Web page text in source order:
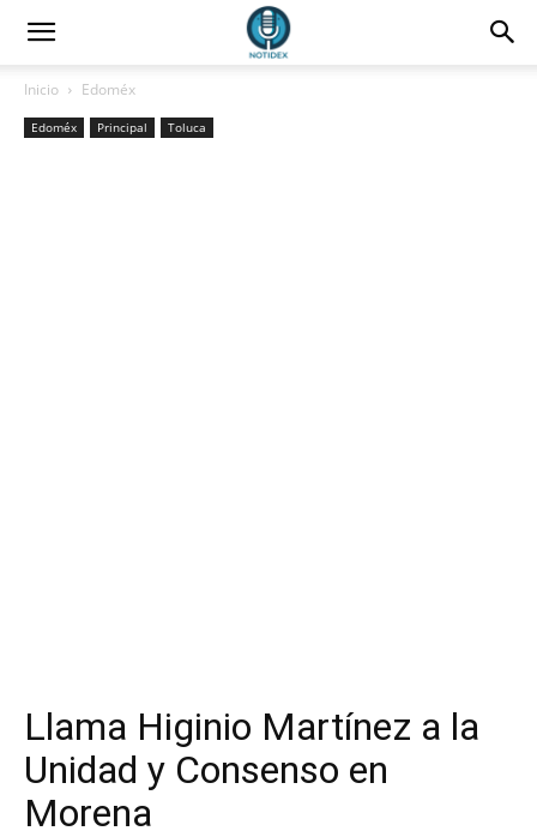
Inicio Edoméx
Edoméx Principal Toluca
Llama Higinio Martínez a la
Unidad y Consenso en
Morena